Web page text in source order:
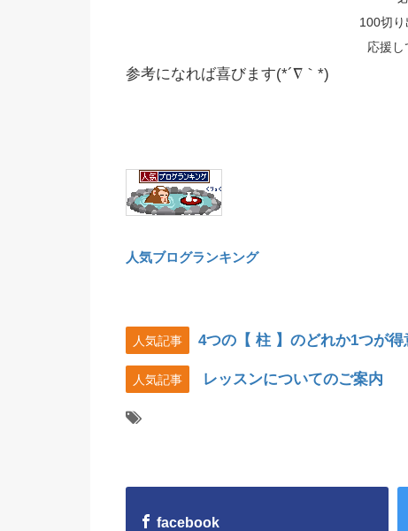
100切
応援
参考になれば喜びます(*´∇｀*)
人気ブログランキング
人気記事 4つの【 柱 】のどれか1つが
人気記事 レッスンについてのご案内
facebook